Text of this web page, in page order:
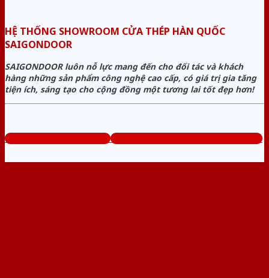
HỆ THỐNG SHOWROOM CỬA THÉP HÀN QUỐC
SAIGONDOOR
SAIGONDOOR luôn nỗ lực mang đến cho đối tác và khách
hàng những sản phẩm công nghệ cao cấp, có giá trị gia tăng
tiện ích, sáng tạo cho cộng đồng một tương lai tốt đẹp hơn!
www.muabancuathep.com Tổng đài tư vấn miễn phí: 0824.400.400